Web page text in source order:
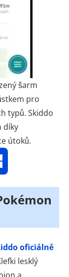
šarm
pro
typů. Skiddo
díky
útoků.
oficiálně
lesklý